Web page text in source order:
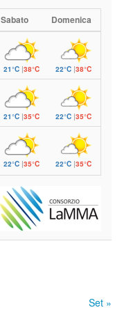
Sabato Domenica
21°C|38°C 22°C |38°C
21°C|35°C 22°C |35°C
22°C|35°C 22°C |35°C
Set »